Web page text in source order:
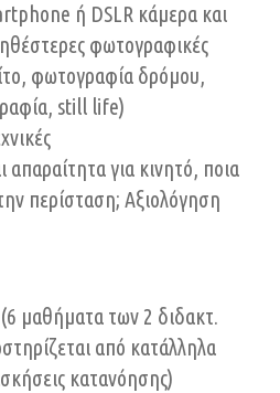
ή DSLR κάμερα και
φωτογραφικές
φωτογραφία δρόμου,
still life)
απαραίτητα για κινητό, ποια
περίσταση; Αξιολόγηση
(6 μαθήματα των 2 διδακτ.
από κατάλληλα
κατανόησης)